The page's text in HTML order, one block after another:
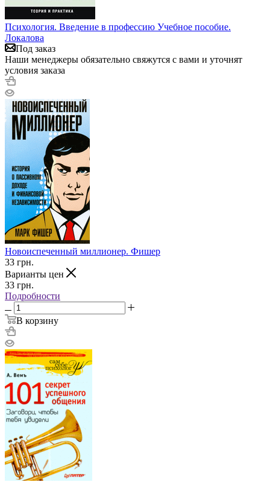
Психология. Введение в профессию Учебное пособие.
Локалова
Под заказ
Наши менеджеры обязательно свяжутся с вами и уточнят
условия заказа
Новоиспеченный миллионер. Фишер
33 грн.
Варианты цен
33 грн.
Подробности
В корзину